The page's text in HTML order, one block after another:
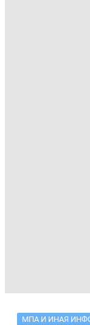
МПА И ИНАЯ